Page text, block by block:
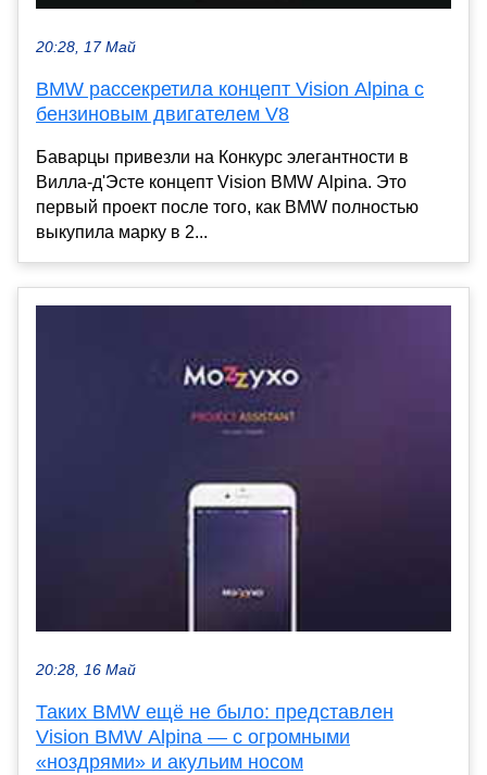
20:28, 17 Май
BMW рассекретила концепт Vision Alpina с
бензиновым двигателем V8
Баварцы привезли на Конкурс элегантности в
Вилла-д'Эсте концепт Vision BMW Alpina. Это
первый проект после того, как BMW полностью
выкупила марку в 2...
20:28, 16 Май
Таких BMW ещё не было: представлен
Vision BMW Alpina — с огромными
«ноздрями» и акульим носом